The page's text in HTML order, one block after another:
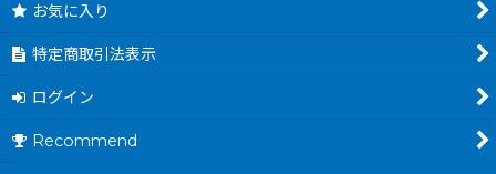
お気に入り
特定商取引法表示
ログイン
Recommend